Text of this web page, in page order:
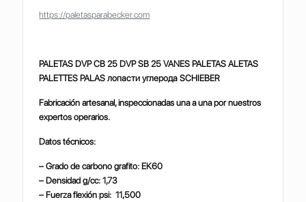
https://paletasparabecker.com
PALETAS DVP CB 25 DVP SB 25 VANES PALETAS ALETAS
PALETTES PALAS лопасти углерода SCHIEBER
Fabricación artesanal, inspeccionadas una a una por nuestros
expertos operarios.
Datos técnicos:
– Grado de carbono grafito: EK60
– Densidad g/cc: 1,73
– Fuerza flexión psi: 11,500